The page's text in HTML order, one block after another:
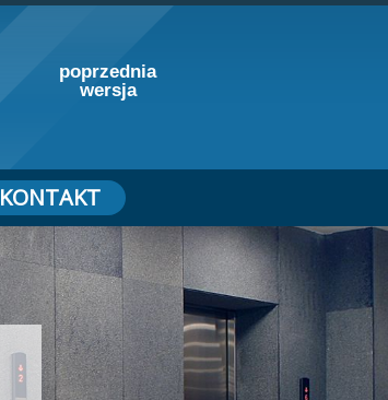
poprzednia
wersja
KONTAKT